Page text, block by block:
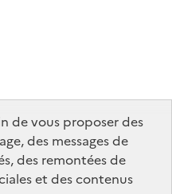
de vous proposer des
des messages de
des remontées de
et des contenus